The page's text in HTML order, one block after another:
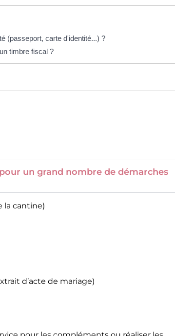
(passeport, carte d'identité...) ?
timbre fiscal ?
un grand nombre de démarches
la cantine)
d’acte de mariage)